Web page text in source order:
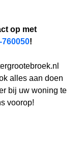
op met
760050!
alles aan doen
bij uw woning te
voorop!